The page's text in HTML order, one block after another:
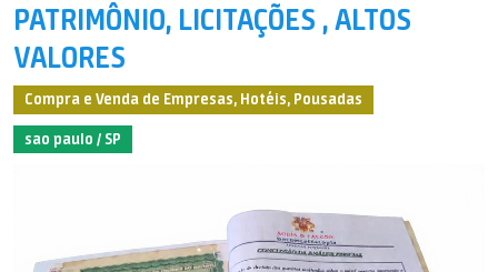
PATRIMÔNIO, LICITAÇÕES , ALTOS
VALORES
Compra e Venda de Empresas, Hotéis, Pousadas
sao paulo / SP